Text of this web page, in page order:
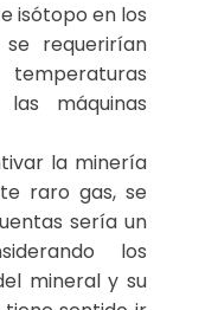
isótopo en los
requerirían
máquinas
la minería
raro gas, se
sería un
los
mineral y su